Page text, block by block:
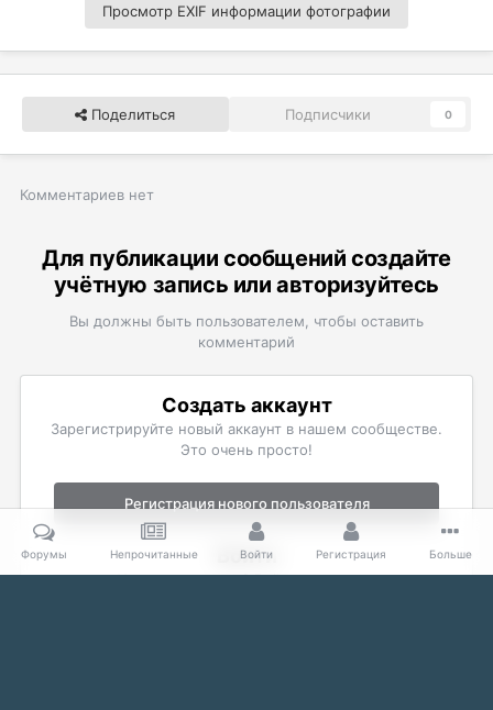
Просмотр EXIF информации фотографии
Поделиться Подписчики 0
Комментариев нет
Для публикации сообщений создайте
учётную запись или авторизуйтесь
Вы должны быть пользователем, чтобы оставить
комментарий
Создать аккаунт
Зарегистрируйте новый аккаунт в нашем сообществе.
Это очень просто!
Регистрация нового пользователя
Войти
Уже есть аккаунт? Войти в систему.
Форумы Непрочитанные Войти Регистрация Больше